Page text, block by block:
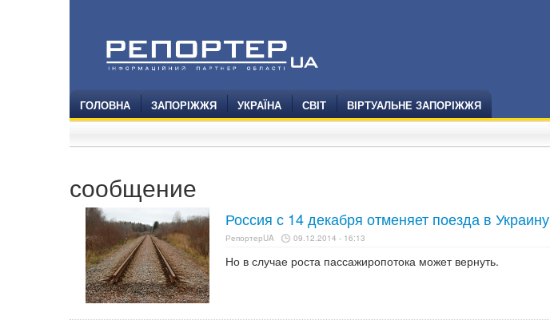
ГОЛОВНА ЗАПОРІЖЖЯ УКРАЇНА СВІТ ВІРТУАЛЬНЕ ЗАПОРІЖЖЯ
сообщение
Россия с 14 декабря отменяет поезда в Украину
РепортерUA 09.12.2014 - 16:13
Но в случае роста пассажиропотока может вернуть.